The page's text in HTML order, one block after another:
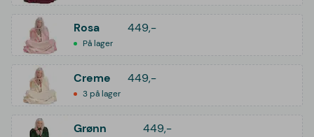
Rosa 449,-
På lager
Creme 449,-
3 på lager
Grønn 449,-